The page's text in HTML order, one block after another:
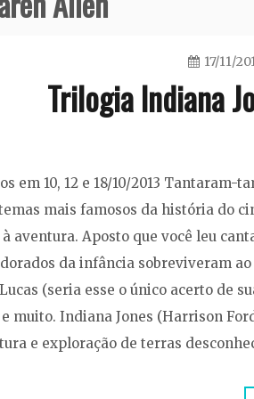
17/11/
Trilogia Indiana
em 10, 12 e 18/10/2013
mais famosos da história do
aventura. Aposto que você leu
da infância sobreviveram
(seria esse o único acerto de
muito. Indiana Jones (Harrison
e exploração de terras